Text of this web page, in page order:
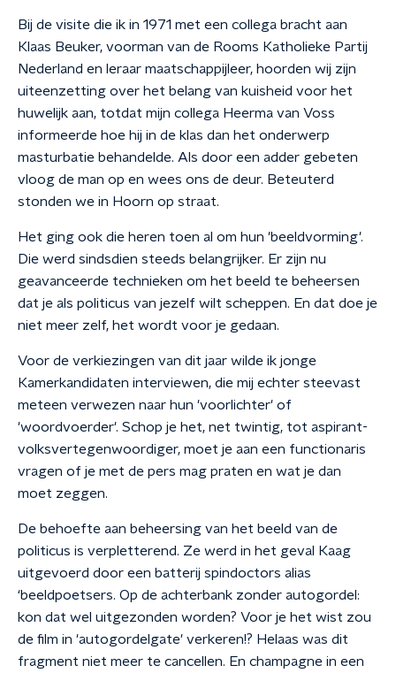
Bij de visite die ik in 1971 met een collega bracht aan
Klaas Beuker, voorman van de Rooms Katholieke Partij
Nederland en leraar maatschappijleer, hoorden wij zijn
uiteenzetting over het belang van kuisheid voor het
huwelijk aan, totdat mijn collega Heerma van Voss
informeerde hoe hij in de klas dan het onderwerp
masturbatie behandelde. Als door een adder gebeten
vloog de man op en wees ons de deur. Beteuterd
stonden we in Hoorn op straat.
Het ging ook die heren toen al om hun 'beeldvorming'.
Die werd sindsdien steeds belangrijker. Er zijn nu
geavanceerde technieken om het beeld te beheersen
dat je als politicus van jezelf wilt scheppen. En dat doe je
niet meer zelf, het wordt voor je gedaan.
Voor de verkiezingen van dit jaar wilde ik jonge
Kamerkandidaten interviewen, die mij echter steevast
meteen verwezen naar hun 'voorlichter' of
'woordvoerder'. Schop je het, net twintig, tot aspirant-
volksvertegenwoordiger, moet je aan een functionaris
vragen of je met de pers mag praten en wat je dan
moet zeggen.
De behoefte aan beheersing van het beeld van de
politicus is verpletterend. Ze werd in het geval Kaag
uitgevoerd door een batterij spindoctors alias
‘beeldpoetsers. Op de achterbank zonder autogordel:
kon dat wel uitgezonden worden? Voor je het wist zou
de film in 'autogordelgate' verkeren!? Helaas was dit
fragment niet meer te cancellen. En champagne in een